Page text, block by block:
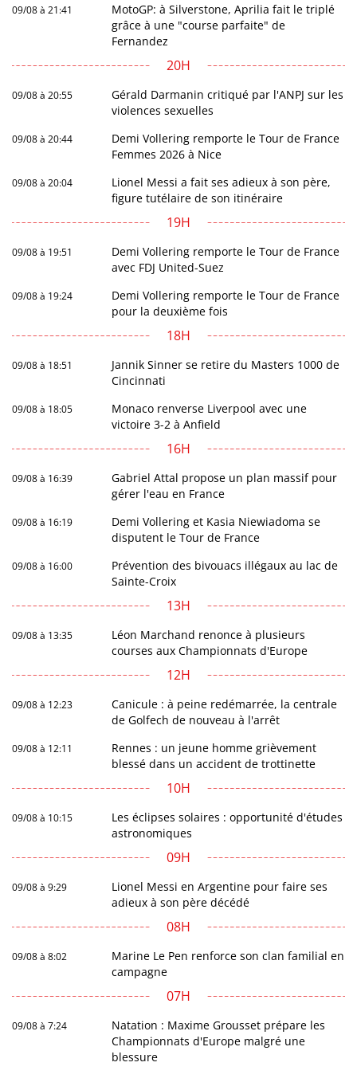
09/08 à 21:41
MotoGP: à Silverstone, Aprilia fait le triplé
grâce à une "course parfaite" de
Fernandez
20H
09/08 à 20:55
Gérald Darmanin critiqué par l'ANPJ sur les
violences sexuelles
09/08 à 20:44
Demi Vollering remporte le Tour de France
Femmes 2026 à Nice
09/08 à 20:04
Lionel Messi a fait ses adieux à son père,
figure tutélaire de son itinéraire
19H
09/08 à 19:51
Demi Vollering remporte le Tour de France
avec FDJ United-Suez
09/08 à 19:24
Demi Vollering remporte le Tour de France
pour la deuxième fois
18H
09/08 à 18:51
Jannik Sinner se retire du Masters 1000 de
Cincinnati
09/08 à 18:05
Monaco renverse Liverpool avec une
victoire 3-2 à Anfield
16H
09/08 à 16:39
Gabriel Attal propose un plan massif pour
gérer l'eau en France
09/08 à 16:19
Demi Vollering et Kasia Niewiadoma se
disputent le Tour de France
09/08 à 16:00
Prévention des bivouacs illégaux au lac de
Sainte-Croix
13H
09/08 à 13:35
Léon Marchand renonce à plusieurs
courses aux Championnats d'Europe
12H
09/08 à 12:23
Canicule : à peine redémarrée, la centrale
de Golfech de nouveau à l'arrêt
09/08 à 12:11
Rennes : un jeune homme grièvement
blessé dans un accident de trottinette
10H
09/08 à 10:15
Les éclipses solaires : opportunité d'études
astronomiques
09H
09/08 à 9:29
Lionel Messi en Argentine pour faire ses
adieux à son père décédé
08H
09/08 à 8:02
Marine Le Pen renforce son clan familial en
campagne
07H
09/08 à 7:24
Natation : Maxime Grousset prépare les
Championnats d'Europe malgré une
blessure